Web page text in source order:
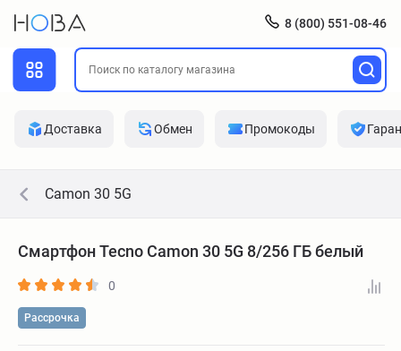
8 (800) 551-08-46
Доставка Обмен Промокоды
Camon 30 5G
Смартфон Tecno Camon 30 5G 8/256 ГБ белый
0
Рассрочка